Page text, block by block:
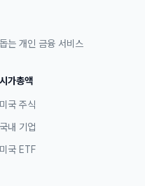
는 개인 금융 서비스
시가총액
미국 주식
국내 기업
미국 ETF